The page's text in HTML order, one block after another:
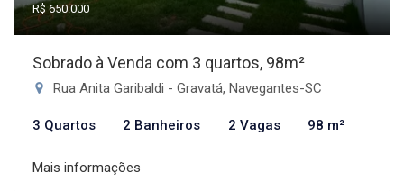
R$ 650.000
Sobrado à Venda com 3 quartos, 98m²
Rua Anita Garibaldi - Gravatá, Navegantes-SC
3 Quartos 2 Banheiros 2 Vagas 98 m²
Mais informações